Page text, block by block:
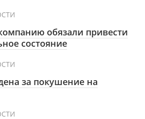
обязали привести
состояние
за покушение на